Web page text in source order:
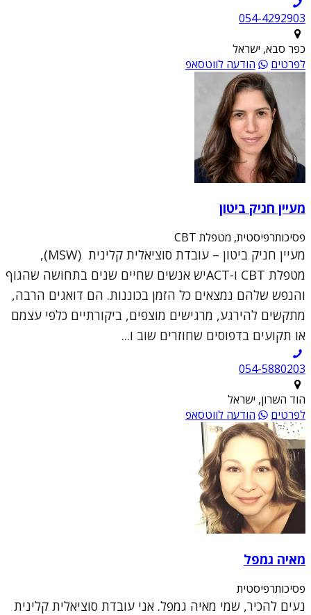
054-4292903
כפר סבא, ישראל
לפרטים
הודעה לווטסאפ
מעיין חניק ביטון
פסיכותרפיסטית, מטפלת CBT
מעיין חניק ביטון – עובדת סוציאלית קלינית (MSW),
מטפלת CBT ו-ACTיש אנשים שחיים שנים בתחושה שהגוף
והנפש שלהם נמצאים כל הזמן בכוננות. הם דואגים הרבה,
מתקשים להירגע, מרגישים מוצפים, ביקורתיים כלפי עצמם
או תקועים בדפוסים שחוזרים שוב ו...
054-5880203
הוד השרון, ישראל
לפרטים
הודעה לווטסאפ
מאיה גמפל
פסיכותרפיסטית
נעים להכיר, שמי מאיה גמפל. אני עובדת סוציאלית קלינית